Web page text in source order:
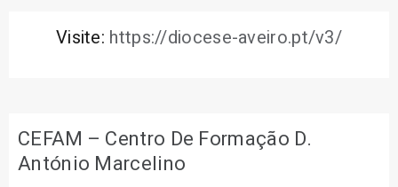
Visite: https://diocese-aveiro.pt/v3/
CEFAM – Centro De Formação D.
António Marcelino